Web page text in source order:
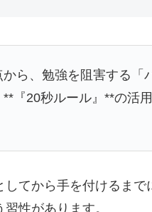
ら、勉強を阻害する「
『20秒ルール』**の活用
してから手を付けるまで
性があります。